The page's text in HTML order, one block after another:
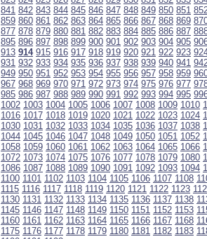
841 842 843 844 845 846 847 848 849 850 851
859 860 861 862 863 864 865 866 867 868 869
877 878 879 880 881 882 883 884 885 886 887
895 896 897 898 899 900 901 902 903 904 905
913 914 915 916 917 918 919 920 921 922 923
931 932 933 934 935 936 937 938 939 940 941
949 950 951 952 953 954 955 956 957 958 959
967 968 969 970 971 972 973 974 975 976 977
985 986 987 988 989 990 991 992 993 994 995
1002 1003 1004 1005 1006 1007 1008 1009 1010
1016 1017 1018 1019 1020 1021 1022 1023 1024
1030 1031 1032 1033 1034 1035 1036 1037 1038
1044 1045 1046 1047 1048 1049 1050 1051 1052
1058 1059 1060 1061 1062 1063 1064 1065 1066
1072 1073 1074 1075 1076 1077 1078 1079 1080
1086 1087 1088 1089 1090 1091 1092 1093 1094
1100 1101 1102 1103 1104 1105 1106 1107 1108
1115 1116 1117 1118 1119 1120 1121 1122 1123
1130 1131 1132 1133 1134 1135 1136 1137 1138
1145 1146 1147 1148 1149 1150 1151 1152 1153
1160 1161 1162 1163 1164 1165 1166 1167 1168
1175 1176 1177 1178 1179 1180 1181 1182 1183